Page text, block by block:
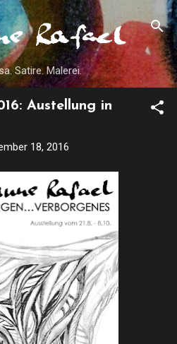
Hauptbereich
Satire. Malerei.
Austellung in
18, 2016